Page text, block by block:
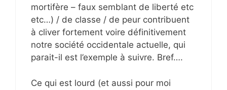
mortifère – faux semblant de liberté etc
etc…) / de classe / de peur contribuent
à cliver fortement voire définitivement
notre société occidentale actuelle, qui
parait-il est l’exemple à suivre. Bref….
Ce qui est lourd (et aussi pour moi